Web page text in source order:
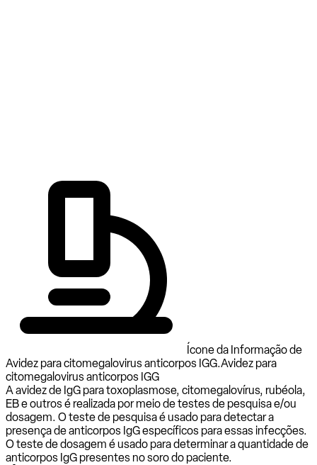
Ícone da Informação de
Avidez para citomegalovirus anticorpos IGG.Avidez para
citomegalovirus anticorpos IGG
A avidez de IgG para toxoplasmose, citomegalovírus, rubéola,
EB e outros é realizada por meio de testes de pesquisa e/ou
dosagem. O teste de pesquisa é usado para detectar a
presença de anticorpos IgG específicos para essas infecções.
O teste de dosagem é usado para determinar a quantidade de
anticorpos IgG presentes no soro do paciente.